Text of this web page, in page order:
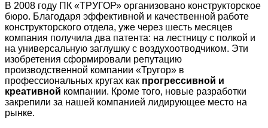
В 2008 году ПК «ТРУГОР» организовано конструкторское
бюро. Благодаря эффективной и качественной работе
конструкторского отдела, уже через шесть месяцев
компания получила два патента: на лестницу с полкой и
на универсальную заглушку с воздухоотводчиком. Эти
изобретения сформировали репутацию
производственной компании «Тругор» в
профессиональных кругах как прогрессивной и
креативной компании. Кроме того, новые разработки
закрепили за нашей компанией лидирующее место на
рынке.